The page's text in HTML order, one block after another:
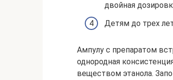
двойная
Детям до трех
Ампулу с препаратом
однородная
веществом этанола.